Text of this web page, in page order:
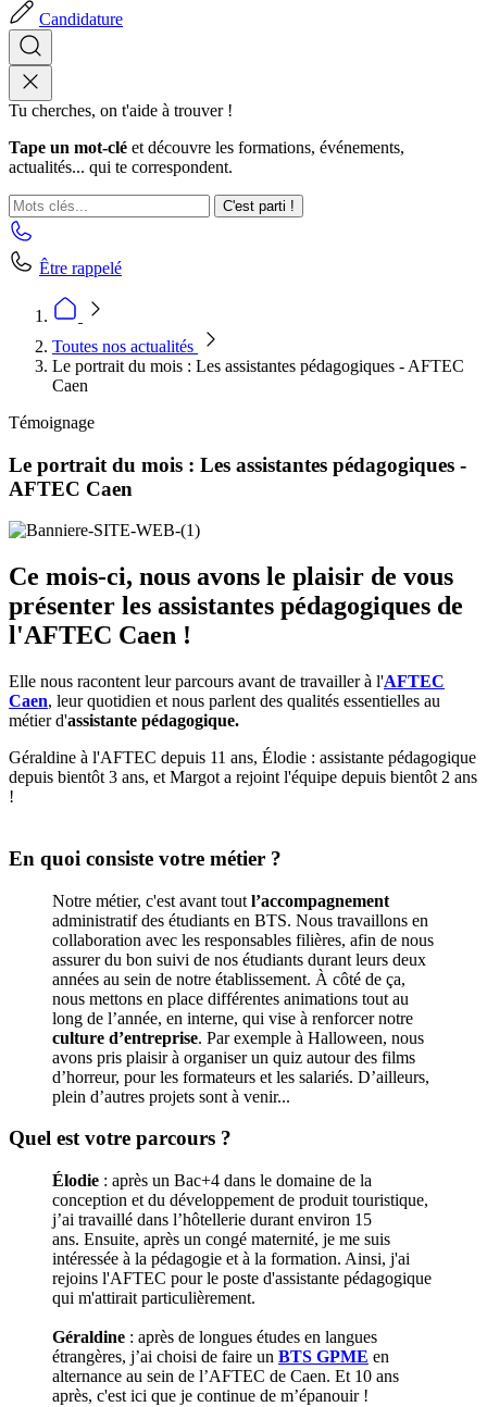
Candidature
Tu cherches, on t'aide à trouver !
Tape un mot-clé et découvre les formations, événements,
actualités... qui te correspondent.
C'est parti !
Être rappelé
Toutes nos actualités
Le portrait du mois : Les assistantes pédagogiques - AFTEC
Caen
Témoignage
Le portrait du mois : Les assistantes pédagogiques -
AFTEC Caen
Ce mois-ci, nous avons le plaisir de vous
présenter les assistantes pédagogiques de
l'AFTEC Caen !
Elle nous racontent leur parcours avant de travailler à l'AFTEC
Caen, leur quotidien et nous parlent des qualités essentielles au
métier d'assistante pédagogique.
Géraldine à l'AFTEC depuis 11 ans, Élodie : assistante pédagogique
depuis bientôt 3 ans, et Margot a rejoint l'équipe depuis bientôt 2 ans
!
En quoi consiste votre métier ?
Notre métier, c'est avant tout l’accompagnement
administratif des étudiants en BTS. Nous travaillons en
collaboration avec les responsables filières, afin de nous
assurer du bon suivi de nos étudiants durant leurs deux
années au sein de notre établissement. À côté de ça,
nous mettons en place différentes animations tout au
long de l’année, en interne, qui vise à renforcer notre
culture d’entreprise. Par exemple à Halloween, nous
avons pris plaisir à organiser un quiz autour des films
d’horreur, pour les formateurs et les salariés. D’ailleurs,
plein d’autres projets sont à venir...
Quel est votre parcours ?
Élodie : après un Bac+4 dans le domaine de la
conception et du développement de produit touristique,
j’ai travaillé dans l’hôtellerie durant environ 15
ans. Ensuite, après un congé maternité, je me suis
intéressée à la pédagogie et à la formation. Ainsi, j'ai
rejoins l'AFTEC pour le poste d'assistante pédagogique
qui m'attirait particulièrement.
Géraldine : après de longues études en langues
étrangères, j’ai choisi de faire un BTS GPME en
alternance au sein de l’AFTEC de Caen. Et 10 ans
après, c'est ici que je continue de m’épanouir !